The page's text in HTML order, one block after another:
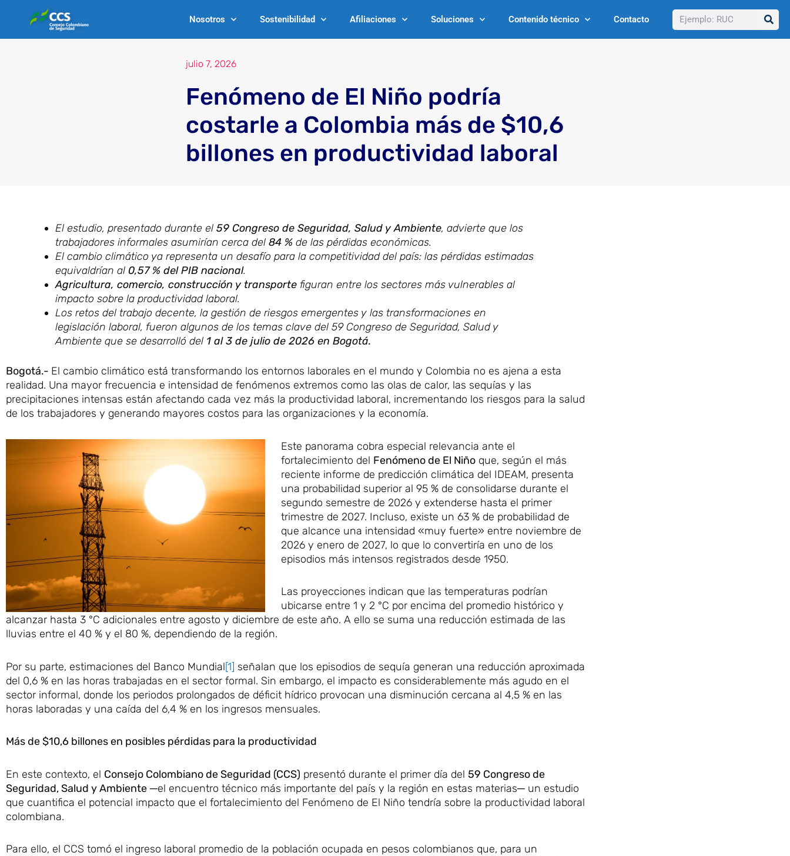
Nosotros Sostenibilidad Afiliaciones Soluciones Contenido técnico Contacto Buscar
julio 7, 2026
Fenómeno de El Niño podría
costarle a Colombia más de $10,6
billones en productividad laboral
El estudio, presentado durante el59 Congreso de Seguridad, Salud y Ambiente, advierte que los
trabajadores informales asumirían cerca del84 % de las pérdidas económicas.
El cambio climático ya representa un desafío para la competitividad del país: las pérdidas estimadas
equivaldrían al 0,57 % del PIB nacional.
Agricultura, comercio, construcción y transporte figuran entre los sectores más vulnerables al
impacto sobre la productividad laboral.
Los retos del trabajo decente, la gestión de riesgos emergentes y las transformaciones en
legislación laboral, fueron algunos de los temas clave del 59 Congreso de Seguridad, Salud y
Ambiente que se desarrolló del 1 al 3 de julio de 2026 en Bogotá.
Bogotá.- El cambio climático está transformando los entornos laborales en el mundo y Colombia no es ajena a esta
realidad. Una mayor frecuencia e intensidad de fenómenos extremos como las olas de calor, las sequías y las
precipitaciones intensas están afectando cada vez más la productividad laboral, incrementando los riesgos para la salud
de los trabajadores y generando mayores costos para las organizaciones y la economía.
Este panorama cobra especial relevancia ante el
fortalecimiento del Fenómeno de El Niño que, según el más
reciente informe de predicción climática del IDEAM, presenta
una probabilidad superior al 95 % de consolidarse durante el
segundo semestre de 2026 y extenderse hasta el primer
trimestre de 2027. Incluso, existe un 63 % de probabilidad de
que alcance una intensidad «muy fuerte» entre noviembre de
2026 y enero de 2027, lo que lo convertiría en uno de los
episodios más intensos registrados desde 1950.
Las proyecciones indican que las temperaturas podrían
ubicarse entre 1 y 2 °C por encima del promedio histórico y
alcanzar hasta 3 °C adicionales entre agosto y diciembre de este año. A ello se suma una reducción estimada de las
lluvias entre el 40 % y el 80 %, dependiendo de la región.
Por su parte, estimaciones del Banco Mundial[1] señalan que los episodios de sequía generan una reducción aproximada
del 0,6 % en las horas trabajadas en el sector formal. Sin embargo, el impacto es considerablemente más agudo en el
sector informal, donde los periodos prolongados de déficit hídrico provocan una disminución cercana al 4,5 % en las
horas laboradas y una caída del 6,4 % en los ingresos mensuales.
Más de $10,6 billones en posibles pérdidas para la productividad
En este contexto, el Consejo Colombiano de Seguridad (CCS) presentó durante el primer día del 59 Congreso de
Seguridad, Salud y Ambiente ─el encuentro técnico más importante del país y la región en estas materias─ un estudio
que cuantifica el potencial impacto que el fortalecimiento del Fenómeno de El Niño tendría sobre la productividad laboral
colombiana.
Para ello, el CCS tomó el ingreso laboral promedio de la población ocupada en pesos colombianos que, para un